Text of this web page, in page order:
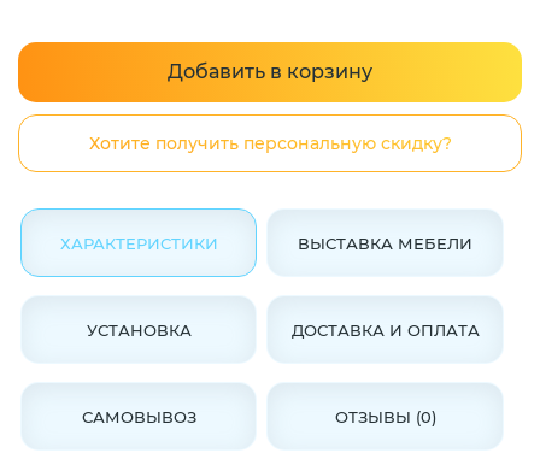
Добавить в корзину
Хотите получить персональную скидку?
ХАРАКТЕРИСТИКИ ВЫСТАВКА МЕБЕЛИ
УСТАНОВКА ДОСТАВКА И ОПЛАТА
САМОВЫВОЗ ОТЗЫВЫ (0)